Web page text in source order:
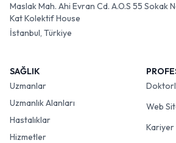
Maslak Mah. Ahi Evran Cd. A.O.S 55 Sokak
Kat Kolektif House
İstanbul, Türkiye
SAĞLIK
Uzmanlar
Uzmanlık Alanları
Hastalıklar
Hizmetler
Web
Kariyer